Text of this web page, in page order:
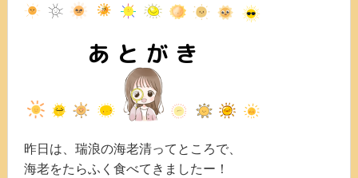
昨日は、瑞浪の海老清ってところで、
海老をたらふく食べてきましたー！